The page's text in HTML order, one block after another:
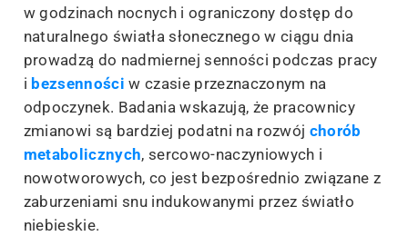
w godzinach nocnych i ograniczony dostęp do
naturalnego światła słonecznego w ciągu dnia
prowadzą do nadmiernej senności podczas pracy
i bezsenności w czasie przeznaczonym na
odpoczynek. Badania wskazują, że pracownicy
zmianowi są bardziej podatni na rozwój chorób
metabolicznych, sercowo-naczyniowych i
nowotworowych, co jest bezpośrednio związane z
zaburzeniami snu indukowanymi przez światło
niebieskie.